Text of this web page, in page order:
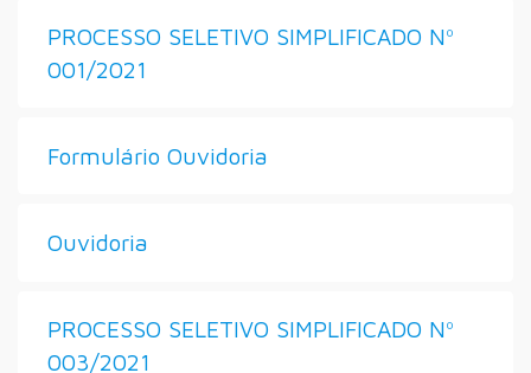
PROCESSO SELETIVO SIMPLIFICADO Nº
001/2021
Formulário Ouvidoria
Ouvidoria
PROCESSO SELETIVO SIMPLIFICADO Nº
003/2021